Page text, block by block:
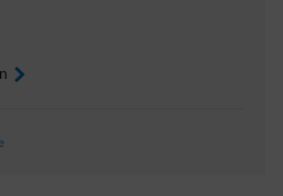
arrow-right